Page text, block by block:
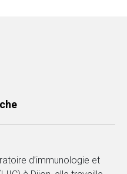
d’immunologie et